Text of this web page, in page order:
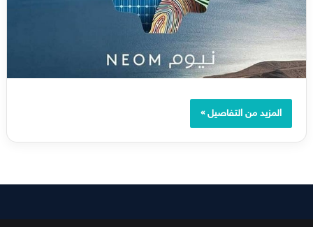
المزيد من التفاصيل »